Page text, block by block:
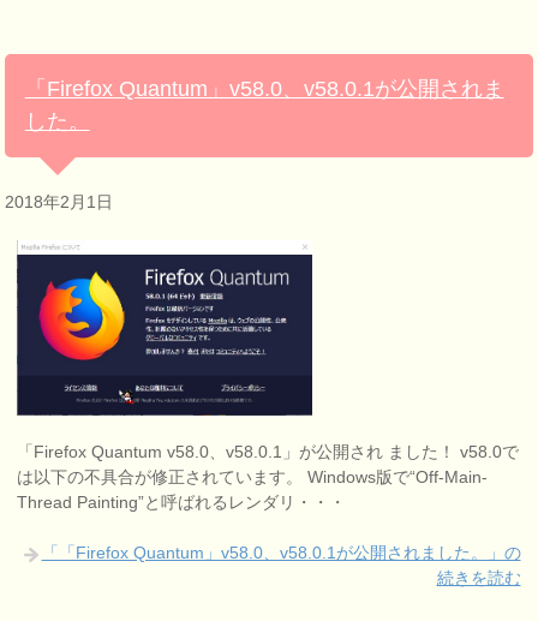
「Firefox Quantum」v58.0、v58.0.1が公開されま
した。
2018年2月1日
「Firefox Quantum v58.0、v58.0.1」が公開され ました！ v58.0で
は以下の不具合が修正されています。 Windows版で“Off-Main-
Thread Painting”と呼ばれるレンダリ・・・
「「Firefox Quantum」v58.0、v58.0.1が公開されました。」の
続きを読む